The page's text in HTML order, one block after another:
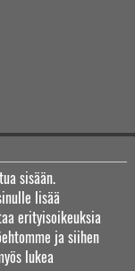
sisään.
lisää
erityisoikeuksia
ja siihen
lukea